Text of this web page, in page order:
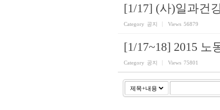
[1/17] (사)일과건
Category 공지 Views 56879
[1/17~18] 2015 노
Category 공지 Views 75801